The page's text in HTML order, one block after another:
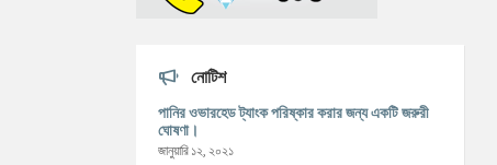
নোটিশ
পানির ওভারহেড ট্যাংক পরিষ্কার করার জন্য একটি জরুরী
ঘোষণা।
জানুয়ারি ১২, ২০২১